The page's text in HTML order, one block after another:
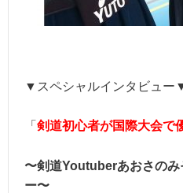
▼スペシャルインタビュー
「 剣道初心者が国際大会で
〜剣道Youtuberあおさの
ー〜